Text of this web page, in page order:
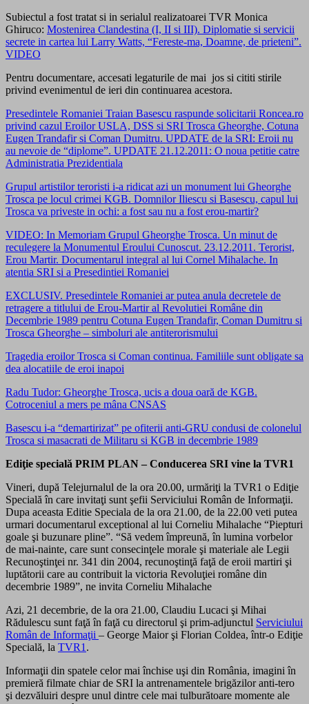
Subiectul a fost tratat si in serialul realizatoarei TVR Monica
Ghiruco: Mostenirea Clandestina (I, II si III). Diplomatie si servicii
secrete in cartea lui Larry Watts, “Fereste-ma, Doamne, de prieteni”.
VIDEO
Pentru documentare, accesati legaturile de mai jos si cititi stirile
privind evenimentul de ieri din continuarea acestora.
Presedintele Romaniei Traian Basescu raspunde solicitarii Roncea.ro
privind cazul Eroilor USLA, DSS si SRI Trosca Gheorghe, Cotuna
Eugen Trandafir si Coman Dumitru. UPDATE de la SRI: Eroii nu
au nevoie de “diplome”. UPDATE 21.12.2011: O noua petitie catre
Administratia Prezidentiala
Grupul artistilor teroristi i-a ridicat azi un monument lui Gheorghe
Trosca pe locul crimei KGB. Domnilor Iliescu si Basescu, capul lui
Trosca va priveste in ochi: a fost sau nu a fost erou-martir?
VIDEO: In Memoriam Grupul Gheorghe Trosca. Un minut de
reculegere la Monumentul Eroului Cunoscut. 23.12.2011. Terorist,
Erou Martir. Documentarul integral al lui Cornel Mihalache. In
atentia SRI si a Presedintiei Romaniei
EXCLUSIV. Presedintele Romaniei ar putea anula decretele de
retragere a titlului de Erou-Martir al Revolutiei Române din
Decembrie 1989 pentru Cotuna Eugen Trandafir, Coman Dumitru si
Trosca Gheorghe – simboluri ale antiterorismului
Tragedia eroilor Trosca si Coman continua. Familiile sunt obligate sa
dea alocatiile de eroi inapoi
Radu Tudor: Gheorghe Trosca, ucis a doua oară de KGB.
Cotroceniul a mers pe mâna CNSAS
Basescu i-a “demartirizat” pe ofiterii anti-GRU condusi de colonelul
Trosca si masacrati de Militaru si KGB in decembrie 1989
Ediţie specială PRIM PLAN – Conducerea SRI vine la TVR1
Vineri, după Telejurnalul de la ora 20.00, urmăriţi la TVR1 o Ediţie
Specială în care invitaţi sunt şefii Serviciului Român de Informaţii.
Dupa aceasta Editie Speciala de la ora 21.00, de la 22.00 veti putea
urmari documentarul exceptional al lui Corneliu Mihalache “Piepturi
goale şi buzunare pline”. “Să vedem împreună, în lumina vorbelor
de mai-nainte, care sunt consecinţele morale şi materiale ale Legii
Recunoştinţei nr. 341 din 2004, recunoştinţă faţă de eroii martiri şi
luptătorii care au contribuit la victoria Revoluţiei române din
decembrie 1989”, ne invita Corneliu Mihalache
Azi, 21 decembrie, de la ora 21.00, Claudiu Lucaci şi Mihai
Rădulescu sunt faţă în faţă cu directorul şi prim-adjunctul Serviciului
Român de Informaţii – George Maior şi Florian Coldea, într-o Ediţie
Specială, la TVR1 .
Informaţii din spatele celor mai închise uşi din România, imagini în
premieră filmate chiar de SRI la antrenamentele brigăzilor anti-tero
şi dezvăluiri despre unul dintre cele mai tulburătoare momente ale